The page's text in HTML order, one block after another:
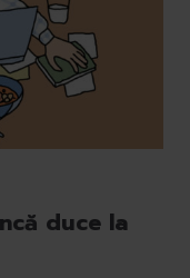
duce la